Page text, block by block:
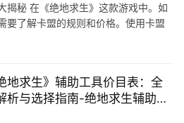
揭秘 在《绝地求生》这款游戏中。如
要了解卡盟的规则和价格。使用卡盟
地求生》辅助工具价目表：全
析与选择指南-绝地求生辅助工